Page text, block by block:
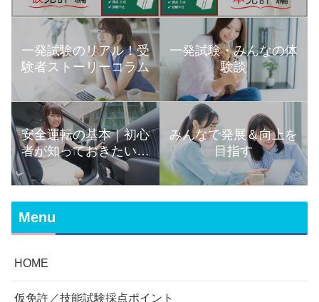
一発試験のリアル！受
験者ストーリーコラム
一発試験・みんなの体
験談
安全運転の基本｜初心
者が知っておきたい運
転の知識まとめ
みんなで発展＆向上を
目指す
Menu
HOME
仮免許／技能試験採点ポイント